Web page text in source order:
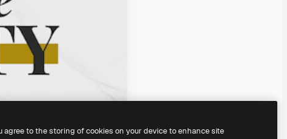
agree to the storing of cookies on your device to enhance site